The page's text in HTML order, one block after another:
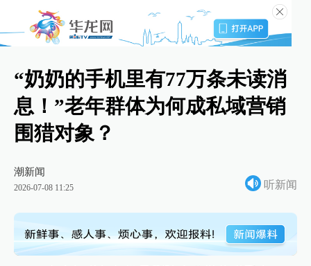
“奶奶的手机里有77万条未读消
息！”老年群体为何成私域营销
围猎对象？
潮新闻
2026-07-08 11:25 听新闻